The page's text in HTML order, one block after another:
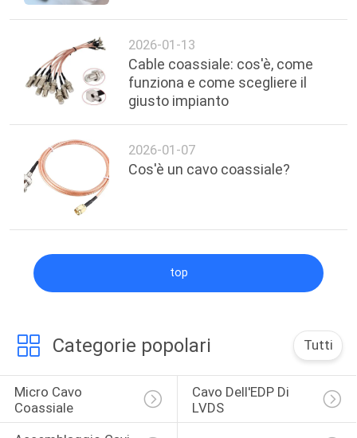
2026-01-13
Cable coassiale: cos'è, come
funziona e come scegliere il
giusto impianto
2026-01-07
Cos'è un cavo coassiale?
top
Categorie popolari Tutti
Micro Cavo
Coassiale
Cavo Dell'EDP Di
LVDS